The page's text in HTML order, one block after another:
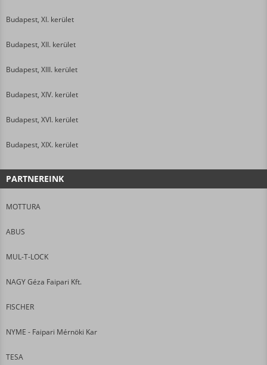
Budapest, XI. kerület
Budapest, XII. kerület
Budapest, XIII. kerület
Budapest, XIV. kerület
Budapest, XVI. kerület
Budapest, XIX. kerület
PARTNEREINK
MOTTURA
ABUS
MUL-T-LOCK
NAGY Géza Faipari Kft.
FISCHER
NYME - Faipari Mérnöki Kar
TESA